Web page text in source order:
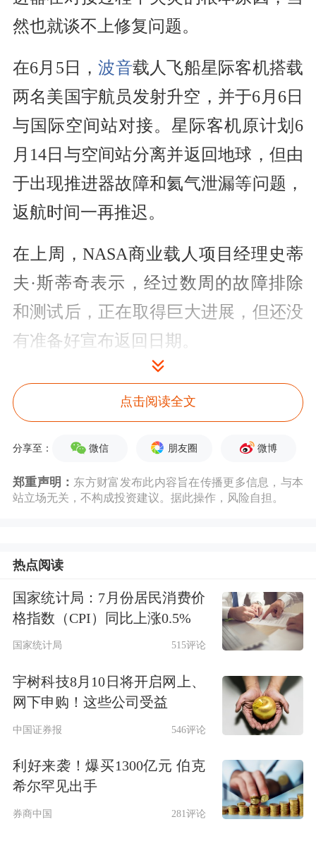
然也就谈不上修复问题。
在6月5日，波音载人飞船星际客机搭载
两名美国宇航员发射升空，并于6月6日
与国际空间站对接。星际客机原计划6
月14日与空间站分离并返回地球，但由
于出现推进器故障和氦气泄漏等问题，
返航时间一再推迟。
在上周，NASA商业载人项目经理史蒂
夫·斯蒂奇表示，经过数周的故障排除
和测试后，正在取得巨大进展，但还没
有准备好宣布返回日期。
斯蒂奇承认，万一波音飞船故障一直修
不好的话，NASA也有备用方案，那就
是让SpaceX的龙飞船接回被困的宇航
障的原因，但还需要更多的分析。总而
言之，在进行了一系列测试之后，目前
仍然不能确定真正的故障原因，更多推
进器失灵的风险仍然存在。
尽管NASA和波音公司的领导层公开表
示，延期是为了收集数据和找出故障原
因，但最近几天提出的担忧表明，对于
星际客机是否能安全送回宇航员，他们
内部的信心并没有披露的那么高。
点击阅读全文
分享至： 微信 朋友圈 微博
郑重声明： 东方财富发布此内容旨在传播更多信息，与本
站立场无关，不构成投资建议。据此操作，风险自担。
热点阅读
国家统计局：7月份居民消费价
格指数（CPI）同比上涨0.5%
国家统计局 515评论
宇树科技8月10日将开启网上、
网下申购！这些公司受益
中国证券报 546评论
利好来袭！爆买1300亿元 伯克
希尔罕见出手
券商中国 281评论